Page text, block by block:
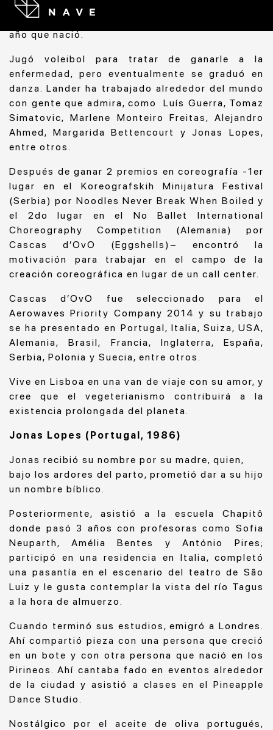
Lander Patrick ha sufrido de asma crónico desde
que se trasladó de Brasil a Portugal en 1989, el
año que nació.
Jugó voleibol para tratar de ganarle a la
enfermedad, pero eventualmente se graduó en
danza. Lander ha trabajado alrededor del mundo
con gente que admira, como Luís Guerra, Tomaz
Simatovic, Marlene Monteiro Freitas, Alejandro
Ahmed, Margarida Bettencourt y Jonas Lopes,
entre otros.
Después de ganar 2 premios en coreografía -1er
lugar en el Koreografskih Minijatura Festival
(Serbia) por Noodles Never Break When Boiled y
el 2do lugar en el No Ballet International
Choreography Competition (Alemania) por
Cascas d’OvO (Eggshells)– encontró la
motivación para trabajar en el campo de la
creación coreográfica en lugar de un call center.
Cascas d’OvO fue seleccionado para el
Aerowaves Priority Company 2014 y su trabajo
se ha presentado en Portugal, Italia, Suiza, USA,
Alemania, Brasil, Francia, Inglaterra, España,
Serbia, Polonia y Suecia, entre otros.
Vive en Lisboa en una van de viaje con su amor, y
cree que el vegeterianismo contribuirá a la
existencia prolongada del planeta.
Jonas Lopes (Portugal, 1986)
Jonas recibió su nombre por su madre, quien,
bajo los ardores del parto, prometió dar a su hijo
un nombre bíblico.
Posteriormente, asistió a la escuela Chapitô
donde pasó 3 años con profesoras como Sofia
Neuparth, Amélia Bentes y António Pires;
participó en una residencia en Italia, completó
una pasantía en el escenario del teatro de São
Luiz y le gusta contemplar la vista del río Tagus
a la hora de almuerzo.
Cuando terminó sus estudios, emigró a Londres.
Ahí compartió pieza con una persona que creció
en un bote y con otra persona que nació en los
Pirineos. Ahí cantaba fado en eventos alrededor
de la ciudad y asistió a clases en el Pineapple
Dance Studio.
Nostálgico por el aceite de oliva portugués,